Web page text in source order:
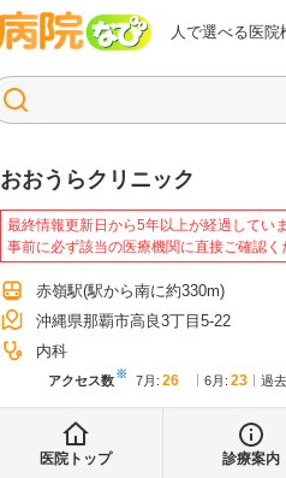
人で選べる医院
病院なび
おおうらクリニック
最終情報更新日から5年以上が経過していま
事前に必ず該当の医療機関に直接ご確認く
赤嶺駅(駅から南に約330m)
沖縄県那覇市高良3丁目5-22
内科
アクセス数※ 7月 : 26 6月 : 23 過
医院トップ 診療案内